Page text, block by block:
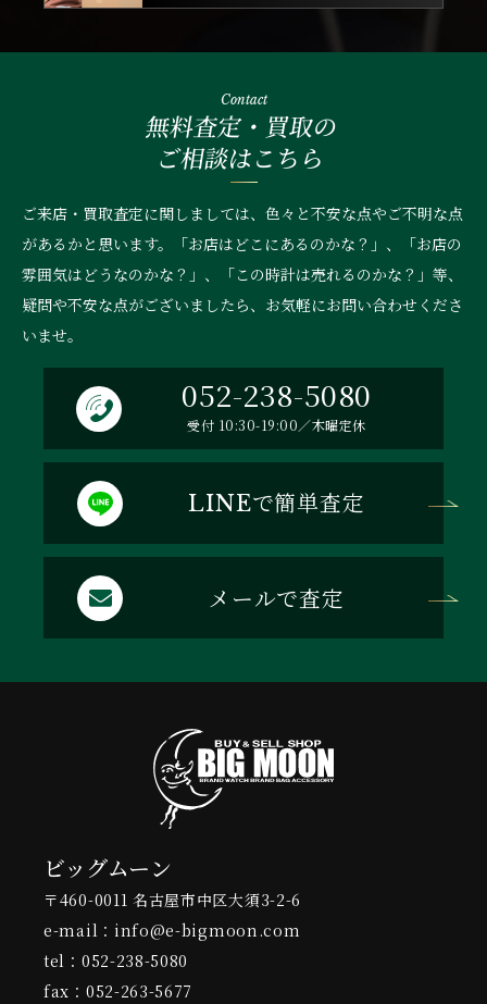
Contact
無料査定・買取の
ご相談はこちら
ご来店・買取査定に関しましては、色々と不安な点やご不明な点
があるかと思います。「お店はどこにあるのかな？」、
「お店の
雰囲気はどうなのかな？」、「この時計は売れるのかな？」等、
疑問や不安な点がございましたら、お気軽にお問い合わせくださ
いませ。
052-238-5080
受付 10:30-19:00／木曜定休
LINEで簡単査定
メールで査定
ビッグムーン
〒460-0011 名古屋市中区大須3-2-6
e-mail：info@e-bigmoon.com
tel：052-238-5080
fax：052-263-5677